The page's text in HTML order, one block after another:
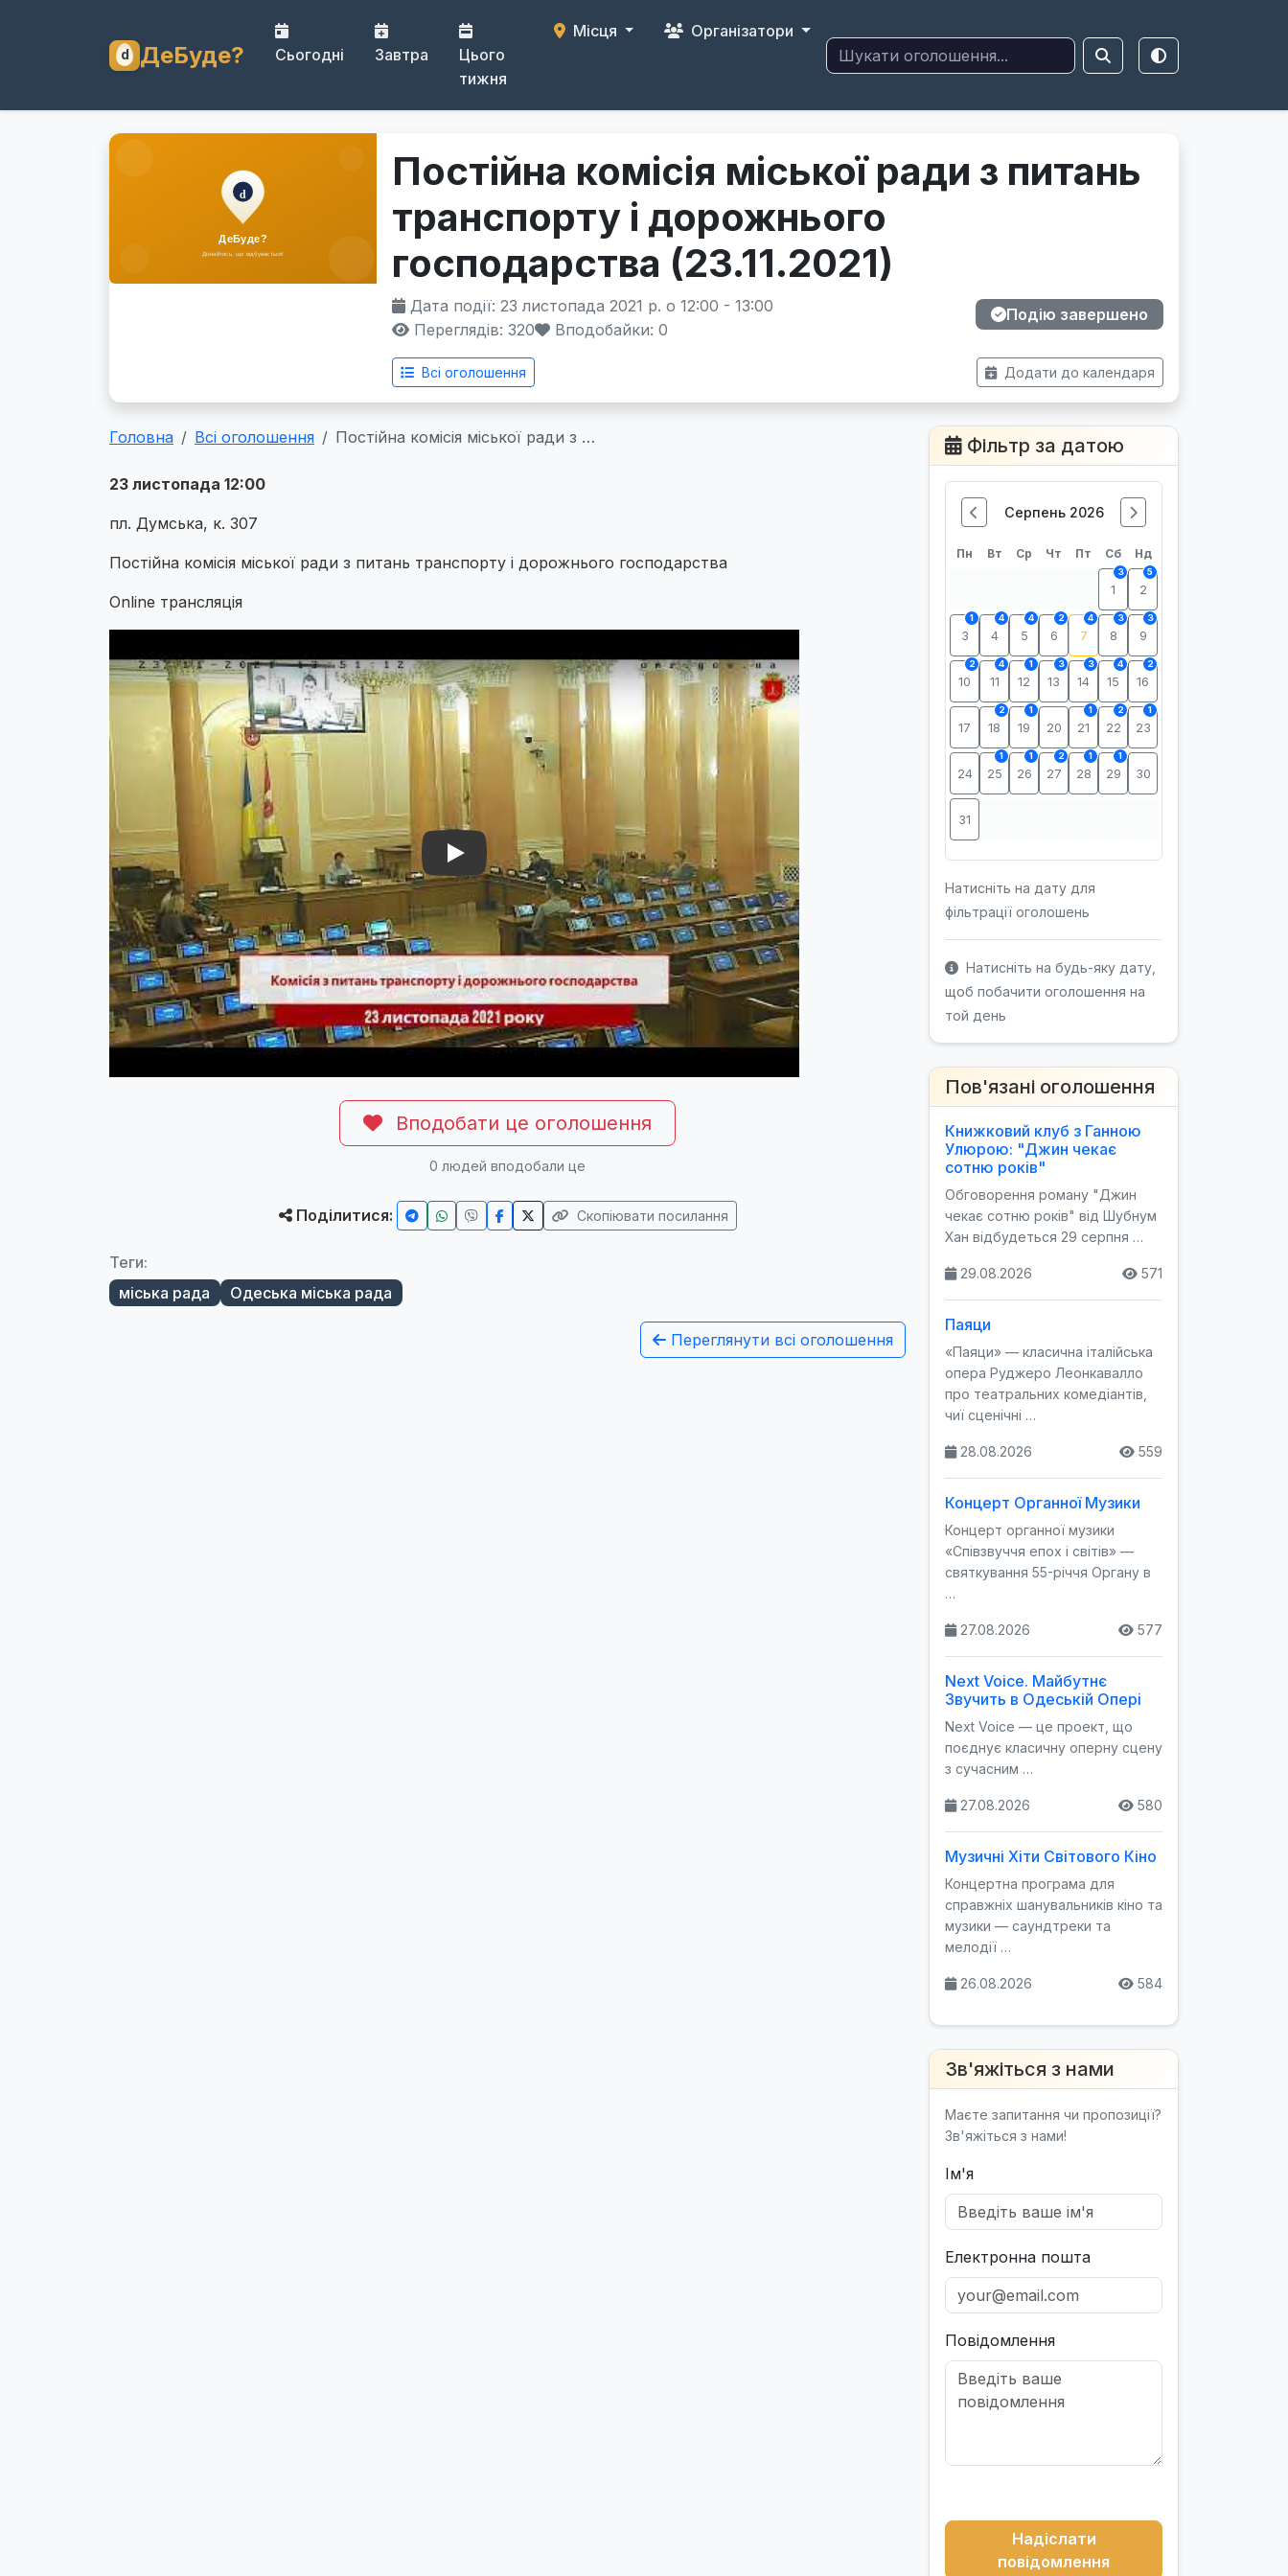
ДеБуде? Сьогодні Завтра
Цього
тижня
Місця Організатори
Постійна комісія міської ради з питань
транспорту і дорожнього
господарства (23.11.2021)
Дата події: 23 листопада 2021 р. о 12:00 - 13:00
Переглядів: 320
Вподобайки: 0
Подію завершено
Всі оголошення Додати до календаря
Головна Всі оголошення Постійна комісія міської ради з …
23 листопада 12:00
пл. Думська, к. 307
Постійна комісія міської ради з питань транспорту і дорожнього господарства
Online трансляція
Вподобати це оголошення
0 людей вподобали це
Поділитися: Скопіювати посилання
Теги:
міська рада
Одеська міська рада
Переглянути всі оголошення
Фільтр за датою
Серпень 2026
Пн Вт Ср Чт Пт Сб Нд
1
3
2
5
3
1
4
4
5
4
6
2
7
4
8
3
9
3
10
2
11
4
12
1
13
3
14
3
15
4
16
2
17 18
2
19
1
20 21
1
22
2
23
1
24 25
1
26
1
27
2
28
1
29
1
30
31
Натисніть на дату для
фільтрації оголошень
Натисніть на будь-яку дату,
щоб побачити оголошення на
той день
Пов'язані оголошення
Книжковий клуб з Ганною
Улюрою: "Джин чекає
сотню років"
Обговорення роману "Джин
чекає сотню років" від Шубнум
Хан відбудеться 29 серпня …
29.08.2026 571
Паяци
«Паяци» — класична італійська
опера Руджеро Леонкавалло
про театральних комедіантів,
чиї сценічні …
28.08.2026 559
Концерт Органної Музики
Концерт органної музики
«Співзвуччя епох і світів» —
святкування 55-річчя Органу в
…
27.08.2026 577
Next Voice. Майбутнє
Звучить в Одеській Опері
Next Voice — це проект, що
поєднує класичну оперну сцену
з сучасним …
27.08.2026 580
Музичні Хіти Світового Кіно
Концертна програма для
справжніх шанувальників кіно та
музики — саундтреки та
мелодії …
26.08.2026 584
Зв'яжіться з нами
Маєте запитання чи пропозиції?
Зв'яжіться з нами!
Ім'я
Електронна пошта
Повідомлення
Надіслати
повідомлення